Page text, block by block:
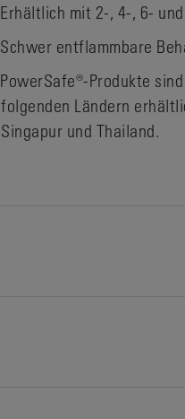
Erhältlich mit 2-, 4-, 6-
Schwer entflammbare
PowerSafe®-Produkte
folgenden Ländern
Singapur und Thailand.